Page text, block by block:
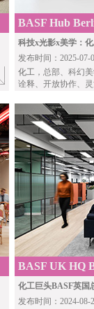
BASF Hub
科技x光影x美学：
发布时间：2025-07-
化工 ，总部、科幻
诠释、开放协作、
BASF UK HQ
化工巨头BASF英国
发布时间：2024-08-